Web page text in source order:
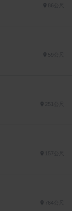
59公尺
251公尺
157公尺
764公尺